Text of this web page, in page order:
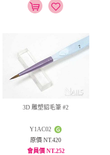
3D 雕塑貂毛筆 #2
Y1AC02
原價 NT.420
會員價 NT.252